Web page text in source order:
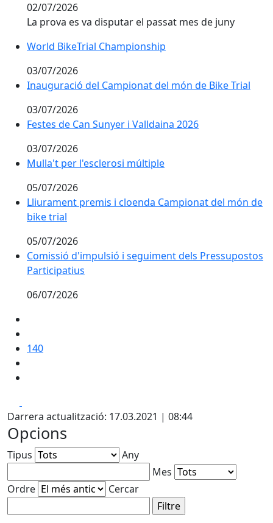
02/07/2026
La prova es va disputar el passat mes de juny
World BikeTrial Championship
World BikeTrial Championship
03/07/2026
Inauguració del Campionat del món de Bike Trial
03/07/2026
Festes de Can Sunyer i Valldaina 2026
Festes de Can Sunyer i Valldaina 2026
03/07/2026
Mulla't per l'esclerosi múltiple
Mulla't per l'esclerosi múltiple
05/07/2026
Lliurament premis i cloenda Campionat del món de
bike trial
05/07/2026
Comissió d'impulsió i seguiment dels Pressupostos
Participatius
06/07/2026
140
Darrera actualització: 17.03.2021 | 08:44
Opcions
Tipus
Any
Mes
Ordre
Cercar